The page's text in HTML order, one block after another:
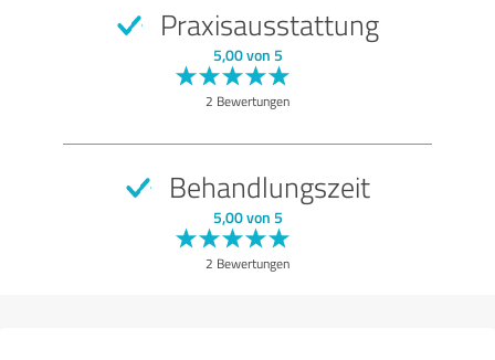
Praxisausstattung
5,00 von 5
2 Bewertungen
Behandlungszeit
5,00 von 5
2 Bewertungen